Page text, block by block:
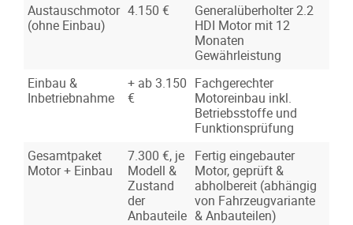
Austauschmotor
(ohne Einbau)
4.150 €
Generalüberholter 2.2
HDI Motor mit 12
Monaten
Gewährleistung
Einbau &
Inbetriebnahme
+ ab 3.150
€
Fachgerechter
Motoreinbau inkl.
Betriebsstoffe und
Funktionsprüfung
Gesamtpaket
Motor + Einbau
7.300 €, je
Modell &
Zustand
der
Anbauteile
Fertig eingebauter
Motor, geprüft &
abholbereit (abhängig
von Fahrzeugvariante
& Anbauteilen)